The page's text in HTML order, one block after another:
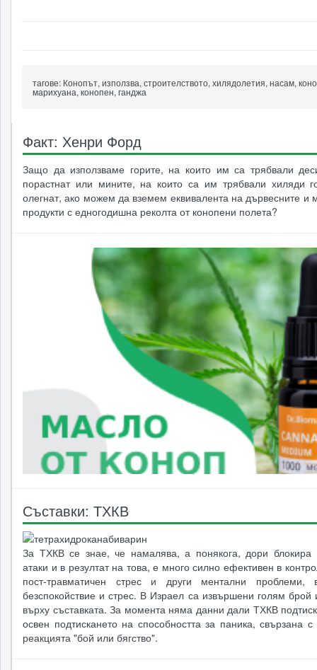
тагове: Конопът, използва, строителството, хилядолетия, насам,
марихуана, конопен, ганджа
Факт: Хенри Форд
Защо да използваме горите, на които им са трябвали
порастнат или мините, на които са им трябвали хиляди
олегнат, ако можем да вземем еквивалента на дървесните и
продукти с едногодишна реколта от конопени полета?
Съставки: ТХКВ
За ТХКВ се знае, че намалява, а понякога, дори блокира
атаки и в резултат на това, е много силно ефективен в
пост-травматичен стрес и други ментални проблеми,
безспокойствие и стрес. В Израел са извършени голям брой
върху съставката. За момента няма данни дали ТХКВ
освен подтискането на способността за паника, свързана
реакцията "бой или бягство".